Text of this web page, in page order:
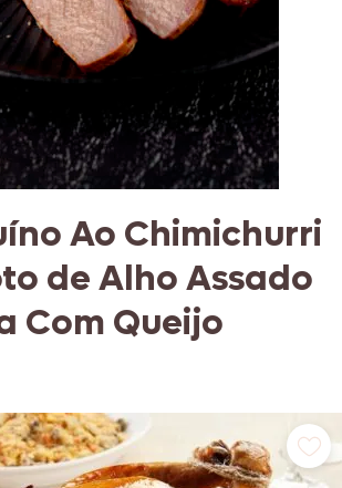
Ao Chimichurri
de Alho Assado
Com Queijo